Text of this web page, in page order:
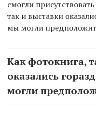
смогли
так и выставки
мы могли
Как фотокнига,
оказались
могли